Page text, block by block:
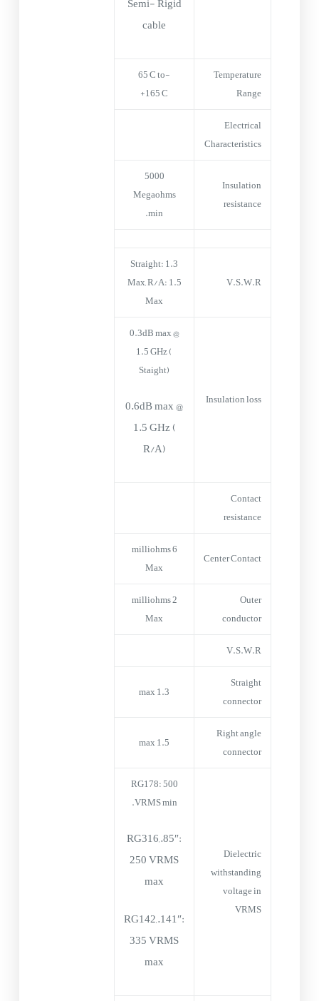
cable
Temperature
Range
-65°C to
+165°C
Electrical
Characteristics
Insulation
resistance
5000
Megaohms
min.
V.S.W.R
Straight: 1.3
Max, R/A: 1.5
Max
Insulation loss
0.3dB max @
1.5 GHz (
Staight)
0.6dB max @
1.5 GHz (
R/A)
Contact
resistance
Center Contact
6 milliohms
Max
Outer
conductor
2 milliohms
Max
V.S.W.R
Straight
connector
1.3 max
Right angle
connector
1.5 max
Dielectric
withstanding
voltage in
VRMS
RG178: 500
VRMS min.
RG316,.85″:
250 VRMS
max
RG142,.141″:
335 VRMS
max